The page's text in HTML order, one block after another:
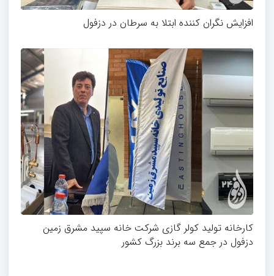
افزایش نگران کننده ابتلا به سرطان در دزفول
کارخانه تولید کولر گازی شرکت خانه سپید مشرق زمین
دزفول در جمع سه برند بزرگ کشور